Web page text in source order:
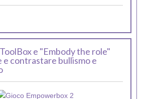
e "Embody the role"
contrastare bullismo e